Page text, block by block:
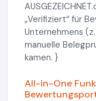
„Verifiziert“ für
Unternehmens
manuelle
kamen. }
All-in-One